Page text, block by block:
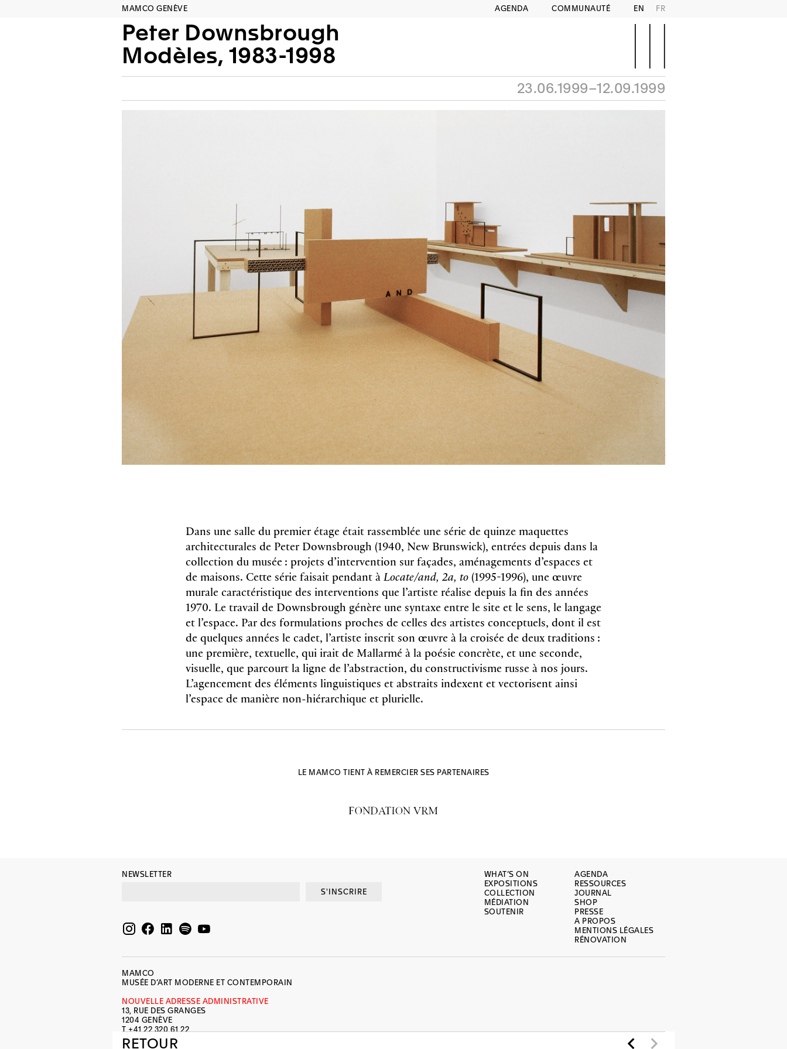
MAMCO GENÈVE AGENDA COMMUNAUTÉ EN FR
Peter Downsbrough
Modèles, 1983-1998
23.06.1999–12.09.1999
Dans une salle du premier étage était rassemblée une série de quinze maquettes
architecturales de Peter Downsbrough (1940, New Brunswick), entrées depuis dans la
collection du musée : projets d’intervention sur façades, aménagements d’espaces et
de maisons. Cette série faisait pendant àLocate/and, 2a, to(1995-1996), une œuvre
murale caractéristique des interventions que l’artiste réalise depuis la fin des années
1970. Le travail de Downsbrough génère une syntaxe entre le site et le sens, le langage
et l’espace. Par des formulations proches de celles des artistes conceptuels, dont il est
de quelques années le cadet, l’artiste inscrit son œuvre à la croisée de deux traditions :
une première, textuelle, qui irait de Mallarmé à la poésie concrète, et une seconde,
visuelle, que parcourt la ligne de l’abstraction, du constructivisme russe à nos jours.
L’agencement des éléments linguistiques et abstraits indexent et vectorisent ainsi
l’espace de manière non-hiérarchique et plurielle.
RETOUR
LE MAMCO TIENT À REMERCIER SES PARTENAIRES
NEWSLETTER
S'INSCRIRE
WHAT’S ON
EXPOSITIONS
COLLECTION
MÉDIATION
SOUTENIR
AGENDA
RESSOURCES
JOURNAL
SHOP
PRESSE
A PROPOS
MENTIONS LÉGALES
RÉNOVATION
MAMCO
MUSÉE D’ART MODERNE ET CONTEMPORAIN
NOUVELLE ADRESSE ADMINISTRATIVE
13, RUE DES GRANGES
1204 GENÈVE
T +41 22 320 61 22
INFO@MAMCO.CH